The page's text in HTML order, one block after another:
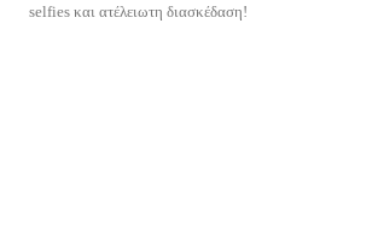
selfies και ατέλειωτη διασκέδαση!